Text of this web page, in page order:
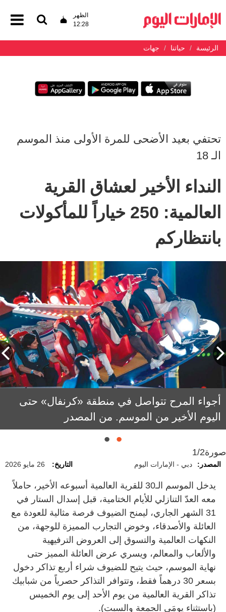
الظهر
12:28
الرئيسة حياتنا جهات
تحتفي بعيد الأضحى للمرة الأولى منذ الموسم
الـ 18
النداء الأخير لعشاق القرية
العالمية: 250 خياراً للمأكولات
بانتظاركم
أجواء المرح تتواصل في منطقة «كرنفال» حتى
اليوم الأخير من الموسم. من المصدر
صورة1/2
المصدر: دبي - الإمارات اليوم التاريخ: 26 مايو 2026
يدخل الموسم الـ30 للقرية العالمية أسبوعه الأخير، حاملاً
معه العدّ التنازلي للأيام الختامية، قبل إسدال الستار في
31 الشهر الجاري، ليمنح الضيوف فرصة مثالية للعودة مع
العائلة والأصدقاء، وخوض التجارب المميزة للوجهة، من
النكهات العالمية والتسوق إلى العروض الترفيهية
والألعاب والمعالم، ويسري عرض العائلة المميز حتى
نهاية الموسم، حيث يتيح للضيوف شراء أربع تذاكر دخول
بسعر 30 درهماً فقط، وتتوافر التذاكر حصرياً من شبابيك
تذاكر القرية العالمية من يوم الأحد إلى يوم الخميس
(باستثناء يومَي الجمعة والسبت).